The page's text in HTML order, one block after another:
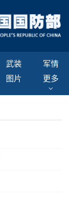
武装
军情
图片 更多